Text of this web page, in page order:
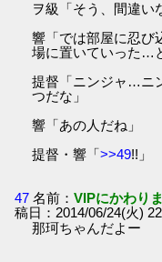
ヲ級「そう、間違い
響「では部屋に忍び
場に置いていった…
提督「ニンジャ…ニ
つだな」
響「あの人だね」
提督・響「>>49!!」
47 名前：VIPにかわり
稿日：2014/06/24(火)
那珂ちゃんだよー